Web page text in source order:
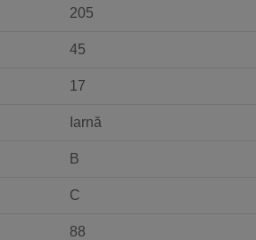
205
45
17
Iarnă
B
C
88